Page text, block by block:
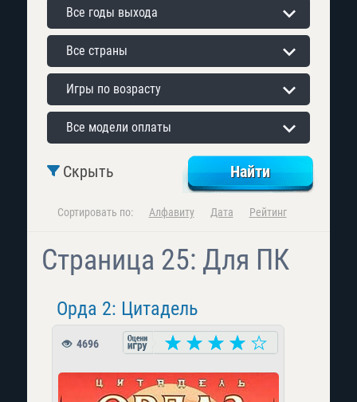
Все годы выхода
Все страны
Игры по возрасту
Все модели оплаты
Скрыть
Сортировать по: Алфавиту Дата Рейтинг
Страница 25: Для ПК
Орда 2: Цитадель
4696